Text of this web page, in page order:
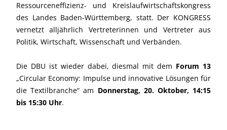
Ressourceneffizienz- und Kreislaufwirtschaftskongress
des Landes Baden-Württemberg, statt. Der KONGRESS
vernetzt alljährlich Vertreterinnen und Vertreter aus
Politik, Wirtschaft, Wissenschaft und Verbänden.
Die DBU ist wieder dabei, diesmal mit dem Forum 13
„Circular Economy: Impulse und innovative Lösungen für
die Textilbranche“ am Donnerstag, 20. Oktober, 14:15
bis 15:30 Uhr.